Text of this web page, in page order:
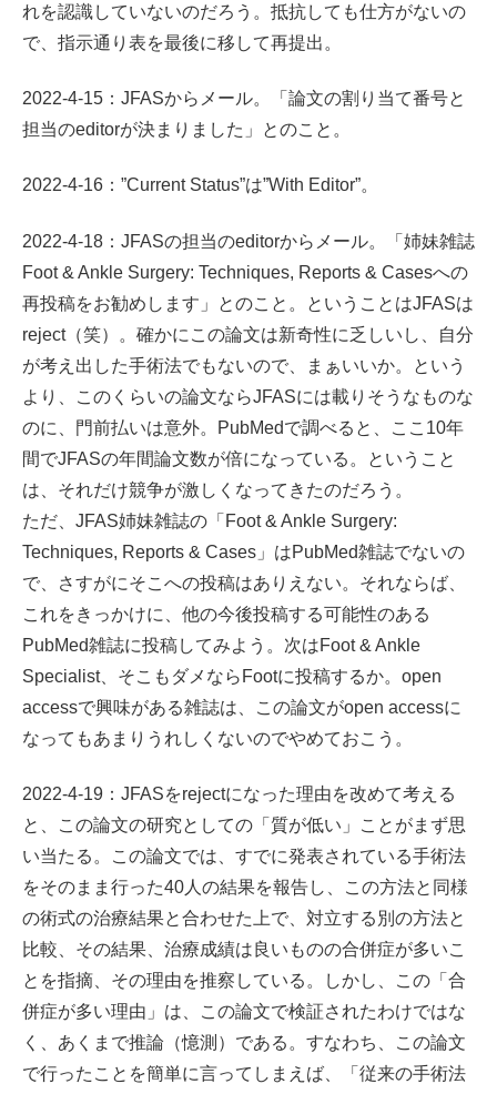
れを認識していないのだろう。抵抗しても仕方がないの
で、指示通り表を最後に移して再提出。
2022-4-15：JFASからメール。「論文の割り当て番号と
担当のeditorが決まりました」とのこと。
2022-4-16：”Current Status”は”With Editor”。
2022-4-18：JFASの担当のeditorからメール。「姉妹雑誌
Foot & Ankle Surgery: Techniques, Reports & Casesへの
再投稿をお勧めします」とのこと。ということはJFASは
reject（笑）。確かにこの論文は新奇性に乏しいし、自分
が考え出した手術法でもないので、まぁいいか。という
より、このくらいの論文ならJFASには載りそうなものな
のに、門前払いは意外。PubMedで調べると、ここ10年
間でJFASの年間論文数が倍になっている。ということ
は、それだけ競争が激しくなってきたのだろう。
ただ、JFAS姉妹雑誌の「Foot & Ankle Surgery:
Techniques, Reports & Cases」はPubMed雑誌でないの
で、さすがにそこへの投稿はありえない。それならば、
これをきっかけに、他の今後投稿する可能性のある
PubMed雑誌に投稿してみよう。次はFoot & Ankle
Specialist、そこもダメならFootに投稿するか。open
accessで興味がある雑誌は、この論文がopen accessに
なってもあまりうれしくないのでやめておこう。
2022-4-19：JFASをrejectになった理由を改めて考える
と、この論文の研究としての「質が低い」ことがまず思
い当たる。この論文では、すでに発表されている手術法
をそのまま行った40人の結果を報告し、この方法と同様
の術式の治療結果と合わせた上で、対立する別の方法と
比較、その結果、治療成績は良いものの合併症が多いこ
とを指摘、その理由を推察している。しかし、この「合
併症が多い理由」は、この論文で検証されたわけではな
く、あくまで推論（憶測）である。すなわち、この論文
で行ったことを簡単に言ってしまえば、「従来の手術法